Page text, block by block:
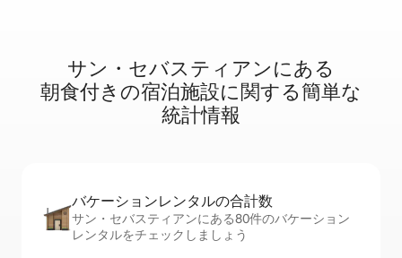
サン・セバスティアンに⁠あ⁠る
朝⁠食⁠付⁠き⁠の宿⁠泊⁠施⁠設⁠に関⁠す⁠る簡⁠単⁠な
統⁠計⁠情⁠報
バケーションレ⁠ン⁠タ⁠ル⁠の合⁠計⁠数
サン・セバスティアンにある80件のバケーション
レンタルをチェックしましょう